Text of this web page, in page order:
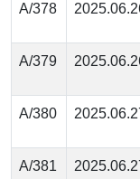
А/378
А/379
А/380
А/381